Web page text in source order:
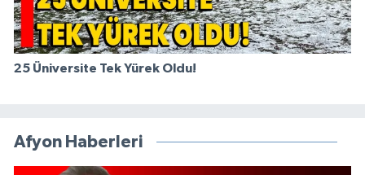
25 Üniversite Tek Yürek Oldu!
Afyon Haberleri